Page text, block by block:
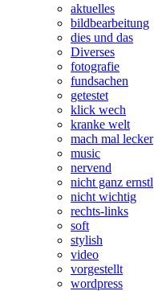
aktuelles
bildbearbeitung
dies und das
Diverses
fotografie
fundsachen
getestet
klick wech
kranke welt
mach mal lecker
music
nervend
nicht ganz ernstl
nicht wichtig
rechts-links
soft
stylish
video
vorgestellt
wordpress